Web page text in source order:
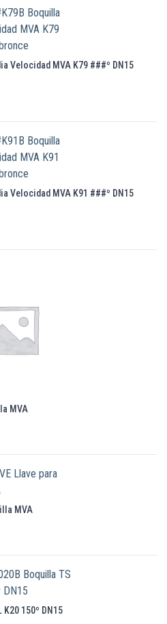
Velocidad MVA K79 ###º DN15
Velocidad MVA K91 ###º DN15
MVA
MVA
K20 150º DN15